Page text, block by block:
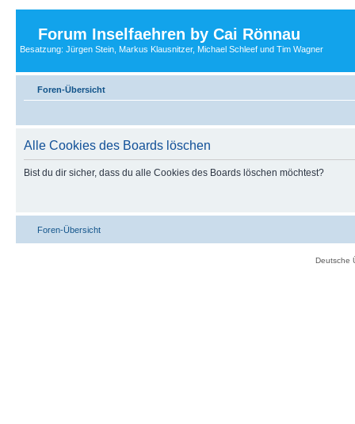
Forum Inselfaehren by Cai Rönnau
Besatzung: Jürgen Stein, Markus Klausnitzer, Michael Schleef und Tim Wagner
Foren-Übersicht
Alle Cookies des Boards löschen
Bist du dir sicher, dass du alle Cookies des Boards löschen möchtest?
Foren-Übersicht
Deutsche